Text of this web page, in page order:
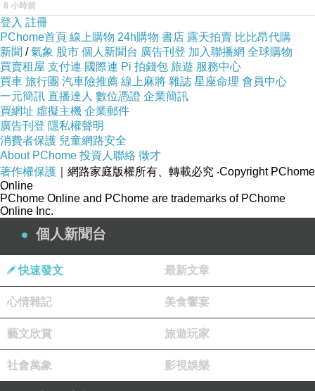
節當週），符合小家庭與大家族聚餐的需求。更棒的是，
只要購買合菜菜單，即可享有「好馨情」母親節蛋糕85折
優惠。數量有限，敬請提前預訂，為媽咪營造一個難忘的
母親節體驗，共同度過一個甜蜜又溫柔的佳節。
更多「好馨情」母親節蛋糕活動詳情，請至富士大飯店官
網。
富士café 預訂蛋糕：02-2691-9222分機5162
立軒中餐廳訂席專線：02-2691-9000
地址：新北市汐止區大同路一段128號
案優惠，
8 小時前
登入 註冊
PChome首頁 線上購物 24h購物 書店 露天拍賣 比比昂代購
新聞 /氣象 股市 個人新聞台 廣告刊登 加入聯播網 全球購物
買賣租屋 支付連 國際連 Pi 拍錢包 旅遊 服務中心
買車 旅行團 汽車險推薦 線上麻將 雜誌 星座命理 會員中心
一元簡訊 直播達人 數位憑證 企業簡訊
買網址 虛擬主機 企業郵件
廣告刊登 隱私權聲明
消費者保護 兒童網路安全
About PChome 投資人聯絡 徵才
著作權保護 ｜網路家庭版權所有、轉載必究 ‧Copyright PChome
Online
PChome Online and PChome are trademarks of PChome
Online Inc.
個人新聞台
快速發文 最新文章
心情雜記 美食饗宴
藝文欣賞 旅遊玩家
社會萬象 影視娛樂